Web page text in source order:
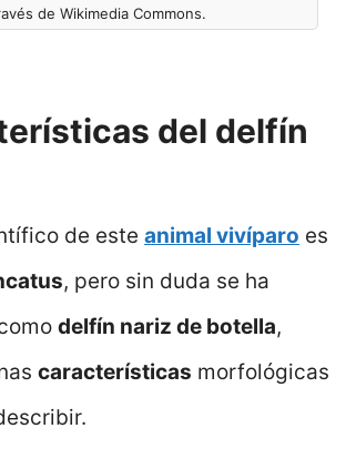
de Wikimedia Commons.
del delfín
de este animal vivíparo es
, pero sin duda se ha
delfín nariz de botella,
características morfológicas